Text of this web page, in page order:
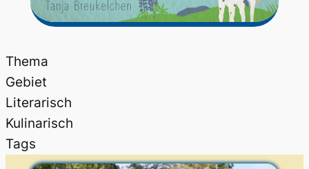
Thema
Gebiet
Literarisch
Kulinarisch
Tags